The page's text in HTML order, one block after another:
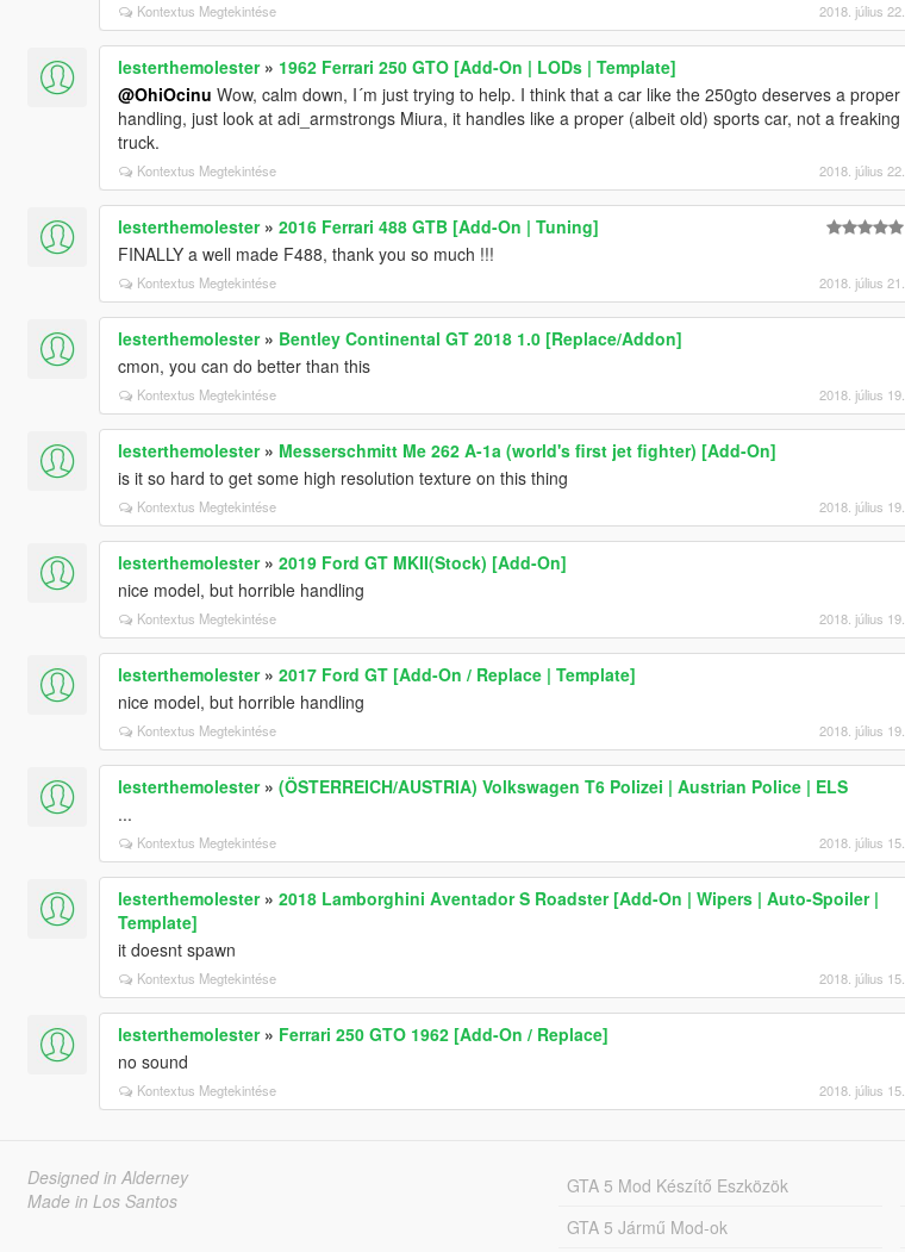
Kontextus Megtekintése 2018. július 22.
lesterthemolester» 1962 Ferrari 250 GTO [Add-On | LODs | Template]
@OhiOcinu Wow, calm down, I´m just trying to help. I think that a car like the 250gto deserves a proper
handling, just look at adi_armstrongs Miura, it handles like a proper (albeit old) sports car, not a freaking
truck.
Kontextus Megtekintése 2018. július 22.
lesterthemolester» 2016 Ferrari 488 GTB [Add-On | Tuning]
FINALLY a well made F488, thank you so much !!!
Kontextus Megtekintése 2018. július 21.
lesterthemolester» Bentley Continental GT 2018 1.0 [Replace/Addon]
cmon, you can do better than this
Kontextus Megtekintése 2018. július 19.
lesterthemolester» Messerschmitt Me 262 A-1a (world's first jet fighter) [Add-On]
is it so hard to get some high resolution texture on this thing
Kontextus Megtekintése 2018. július 19.
lesterthemolester» 2019 Ford GT MKII(Stock) [Add-On]
nice model, but horrible handling
Kontextus Megtekintése 2018. július 19.
lesterthemolester» 2017 Ford GT [Add-On / Replace | Template]
nice model, but horrible handling
Kontextus Megtekintése 2018. július 19.
lesterthemolester» (ÖSTERREICH/AUSTRIA) Volkswagen T6 Polizei | Austrian Police | ELS
...
Kontextus Megtekintése 2018. július 15.
lesterthemolester» 2018 Lamborghini Aventador S Roadster [Add-On | Wipers | Auto-Spoiler |
Template]
it doesnt spawn
Kontextus Megtekintése 2018. július 15.
lesterthemolester» Ferrari 250 GTO 1962 [Add-On / Replace]
no sound
Kontextus Megtekintése 2018. július 15.
Designed in Alderney
Made in Los Santos
GTA 5 Mod Készítő Eszközök
GTA 5 Jármű Mod-ok